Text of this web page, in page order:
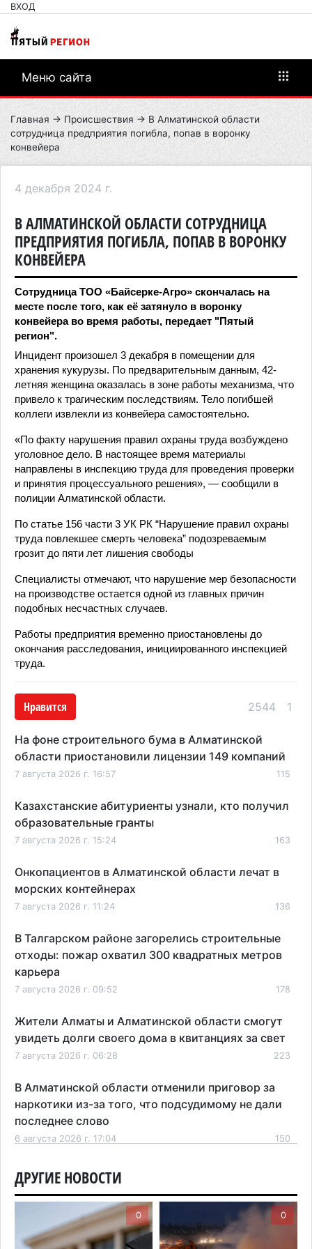
ВХОД
Меню сайта
Главная → Происшествия → В Алматинской области
сотрудница предприятия погибла, попав в воронку
конвейера
4 декабря 2024 г.
В АЛМАТИНСКОЙ ОБЛАСТИ СОТРУДНИЦА
ПРЕДПРИЯТИЯ ПОГИБЛА, ПОПАВ В ВОРОНКУ
КОНВЕЙЕРА
Сотрудница ТОО «Байсерке-Агро» скончалась на
месте после того, как её затянуло в воронку
конвейера во время работы, передает "Пятый
регион".
Инцидент произошел 3 декабря в помещении для
хранения кукурузы. По предварительным данным, 42-
летняя женщина оказалась в зоне работы механизма, что
привело к трагическим последствиям. Тело погибшей
коллеги извлекли из конвейера самостоятельно.
«По факту нарушения правил охраны труда возбуждено
уголовное дело. В настоящее время материалы
направлены в инспекцию труда для проведения проверки
и принятия процессуального решения», — сообщили в
полиции Алматинской области.
По статье 156 части 3 УК РК “Нарушение правил охраны
труда повлекшее смерть человека” подозреваемым
грозит до пяти лет лишения свободы
Специалисты отмечают, что нарушение мер безопасности
на производстве остается одной из главных причин
подобных несчастных случаев.
Работы предприятия временно приостановлены до
окончания расследования, инициированного инспекцией
труда.
Нравится 2544 1
На фоне строительного бума в Алматинской
области приостановили лицензии 149 компаний
7 августа 2026 г. 16:57 115
Казахстанские абитуриенты узнали, кто получил
образовательные гранты
7 августа 2026 г. 15:24 163
Онкопациентов в Алматинской области лечат в
морских контейнерах
7 августа 2026 г. 11:24 136
В Талгарском районе загорелись строительные
отходы: пожар охватил 300 квадратных метров
карьера
7 августа 2026 г. 09:52 178
Жители Алматы и Алматинской области смогут
увидеть долги своего дома в квитанциях за свет
7 августа 2026 г. 06:28 223
В Алматинской области отменили приговор за
наркотики из-за того, что подсудимому не дали
последнее слово
6 августа 2026 г. 17:04 150
Проезд по БАКАД резко подорожал: в
Алматинской области начали действовать новые
тарифы
6 августа 2026 г. 14:36 203
ДРУГИЕ НОВОСТИ
0 0